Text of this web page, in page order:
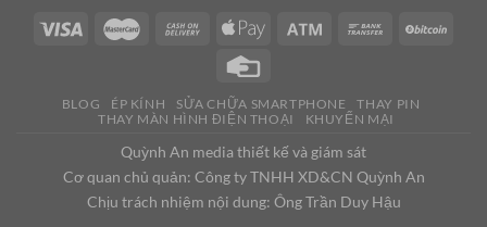
BLOG ÉP KÍNH SỬA CHỮA SMARTPHONE
THAY PIN
THAY MÀN HÌNH ĐIỆN THOẠI
KHUYẾN MẠI
Quỳnh An media thiết kế và giám sát
Cơ quan chủ quản: Công ty TNHH XD&CN Quỳnh An
Chịu trách nhiệm nội dung: Ông Trần Duy Hậu